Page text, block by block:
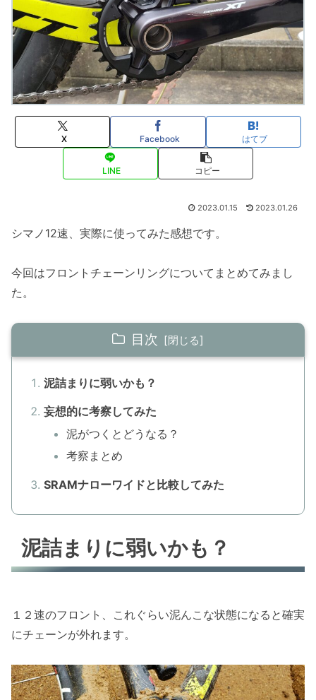
X Facebook はてブ
LINE コピー
2023.01.15 2023.01.26
シマノ12速、実際に使ってみた感想です。
今回はフロントチェーンリングについてまとめてみまし
た。
目次
泥詰まりに弱いかも？
妄想的に考察してみた
泥がつくとどうなる？
考察まとめ
SRAMナローワイドと比較してみた
泥詰まりに弱いかも？
１２速のフロント、これぐらい泥んこな状態になると確実
にチェーンが外れます。